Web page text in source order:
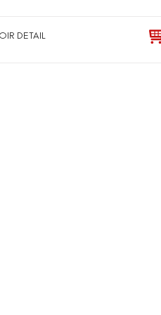
DETAIL